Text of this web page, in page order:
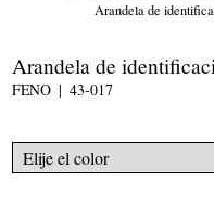
Arandela de
Arandela de
FENO 43-017